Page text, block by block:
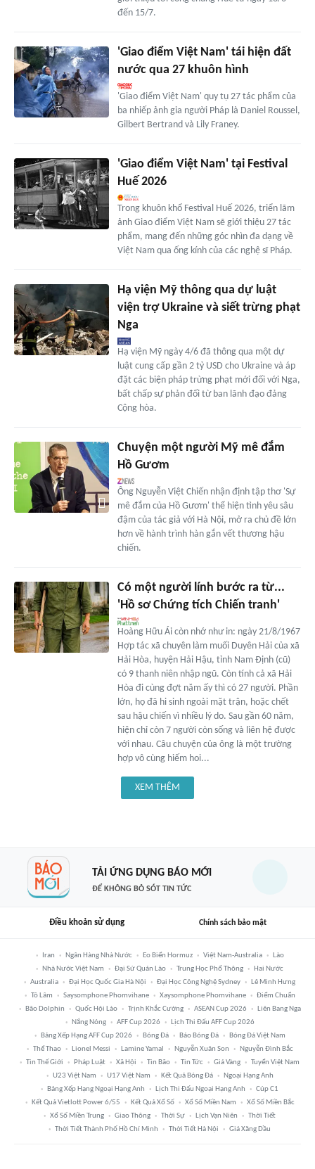
đến 15/7.
'Giao điểm Việt Nam' tái hiện đất
nước qua 27 khuôn hình
'Giao điểm Việt Nam' quy tụ 27 tác phẩm của
ba nhiếp ảnh gia người Pháp là Daniel Roussel,
Gilbert Bertrand và Lily Franey.
'Giao điểm Việt Nam' tại Festival
Huế 2026
Trong khuôn khổ Festival Huế 2026, triển lãm
ảnh Giao điểm Việt Nam sẽ giới thiệu 27 tác
phẩm, mang đến những góc nhìn đa dạng về
Việt Nam qua ống kính của các nghệ sĩ Pháp.
Hạ viện Mỹ thông qua dự luật
viện trợ Ukraine và siết trừng phạt
Nga
Hạ viện Mỹ ngày 4/6 đã thông qua một dự
luật cung cấp gần 2 tỷ USD cho Ukraine và áp
đặt các biện pháp trừng phạt mới đối với Nga,
bất chấp sự phản đối từ ban lãnh đạo đảng
Cộng hòa.
Chuyện một người Mỹ mê đắm
Hồ Gươm
Ông Nguyễn Việt Chiến nhận định tập thơ 'Sự
mê đắm của Hồ Gươm' thể hiện tình yêu sâu
đậm của tác giả với Hà Nội, mở ra chủ đề lớn
hơn về hành trình hàn gắn vết thương hậu
chiến.
Có một người lính bước ra từ...
'Hồ sơ Chứng tích Chiến tranh'
Hoàng Hữu Ái còn nhớ như in: ngày 21/8/1967
Hợp tác xã chuyên làm muối Duyên Hải của xã
Hải Hòa, huyện Hải Hậu, tỉnh Nam Định (cũ)
có 9 thanh niên nhập ngũ. Còn tính cả xã Hải
Hòa đi cùng đợt năm ấy thì có 27 người. Phần
lớn, họ đã hi sinh ngoài mặt trận, hoặc chết
sau hậu chiến vì nhiều lý do. Sau gần 60 năm,
hiện chỉ còn 7 người còn sống và liên hệ được
với nhau. Câu chuyện của ông là một trường
hợp vô cùng hiếm hoi...
XEM THÊM
TẢI ỨNG DỤNG BÁO MỚI
ĐỂ KHÔNG BỎ SÓT TIN TỨC
Điều khoản sử dụng Chính sách bảo mật
Iran Ngân Hàng Nhà Nước Eo Biển Hormuz Việt Nam-Australia
Lào
Nhà Nước Việt Nam
Đại Sứ Quán Lào Trung Học Phổ Thông
Hai Nước
Australia
Đại Học Quốc Gia Hà Nội Đại Học Công Nghệ Sydney
Lê Minh Hưng
Tô Lâm
Saysomphone Phomvihane Xaysomphone Phomvihane
Điểm Chuẩn
Bão Dolphin
Quốc Hội Lào Trịnh Khắc Cường ASEAN Cup 2026
Liên Bang Nga
Nắng Nóng
AFF Cup 2026
Lịch Thi Đấu AFF Cup 2026
Bảng Xếp Hạng AFF Cup 2026
Bóng Đá Báo Bóng Đá
Bóng Đá Việt Nam
Thể Thao
Lionel Messi Lamine Yamal Nguyễn Xuân Son
Nguyễn Đình Bắc
Tin Thế Giới
Pháp Luật Xã Hội Tin Bão Tin Tức Giá Vàng
Tuyển Việt Nam
U23 Việt Nam
U17 Việt Nam Kết Quả Bóng Đá
Ngoại Hạng Anh
Bảng Xếp Hạng Ngoại Hạng Anh
Lịch Thi Đấu Ngoại Hạng Anh
Cúp C1
Kết Quả Vietlott Power 6/55
Kết Quả Xổ Số Xổ Số Miền Nam
Xổ Số Miền Bắc
Xổ Số Miền Trung
Giao Thông Thời Sự Lịch Vạn Niên
Thời Tiết
Thời Tiết Thành Phố Hồ Chí Minh
Thời Tiết Hà Nội Giá Xăng Dầu